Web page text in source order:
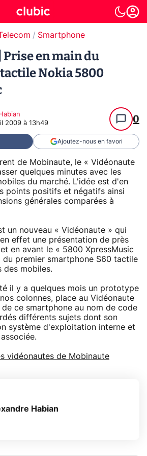
Smartphone
Prise en main du
Nokia 5800
2009 à 13h49 0
Ajoutez-nous en favori
de Mobinaute, le « Vidéonaute
quelques minutes avec les
du marché. L'idée est d'en
points positifs et négatifs ainsi
générales comparées à
un nouveau « Vidéonaute » qui
effet une présentation de près
en avant le « 5800 XpressMusic
du premier smartphone S60 tactile
des mobiles.
il y a quelques mois un prototype
colonnes, place au Vidéonaute
ce smartphone au nom de code
différents sujets dont son
système d'exploitation interne et
vidéonautes de Mobinaute
Habian